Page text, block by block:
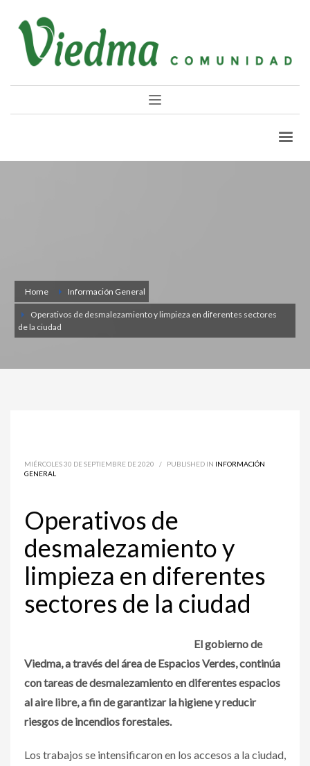
Home Información General
Operativos de desmalezamiento y limpieza en diferentes sectores
de la ciudad
MIÉRCOLES 30 DE SEPTIEMBRE DE 2020 / PUBLISHED IN INFORMACIÓN
GENERAL
Operativos de
desmalezamiento y
limpieza en diferentes
sectores de la ciudad
El gobierno de
Viedma, a través del área de Espacios Verdes, continúa
con tareas de desmalezamiento en diferentes espacios
al aire libre, a fin de garantizar la higiene y reducir
riesgos de incendios forestales.
Los trabajos se intensificaron en los accesos a la ciudad,